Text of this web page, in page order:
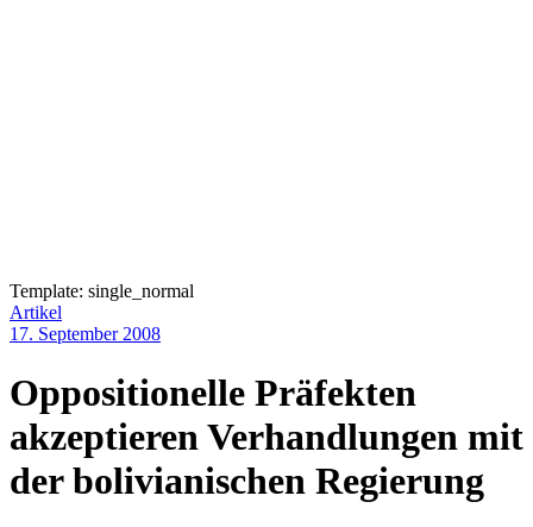
Template: single_normal
Artikel
17. September 2008
Oppositionelle Präfekten
akzeptieren Verhandlungen mit
der bolivianischen Regierung